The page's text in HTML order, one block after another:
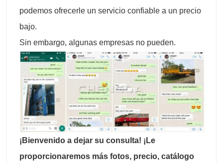
podemos ofrecerle un servicio confiable a un precio
bajo.
Sin embargo, algunas empresas no pueden.
¡Bienvenido a dejar su consulta! ¡Le
proporcionaremos más fotos, precio, catálogo